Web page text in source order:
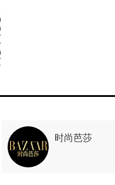
时尚芭莎